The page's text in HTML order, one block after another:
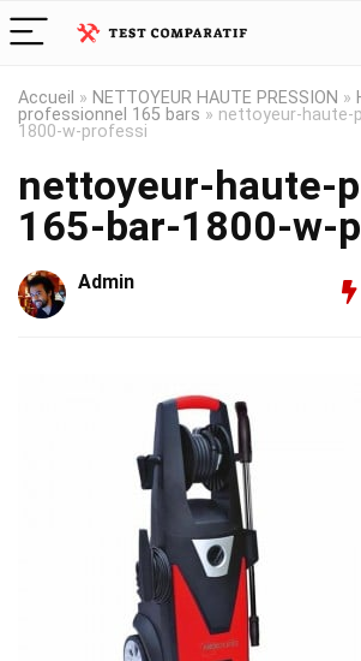
Accueil » NETTOYEUR HAUTE PRESSION »
professionnel 165 bars » nettoyeur-haute-
1800-w-professi
nettoyeur-haute-
165-bar-1800-w-
Admin